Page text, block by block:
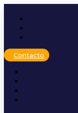
contenido
Contacto